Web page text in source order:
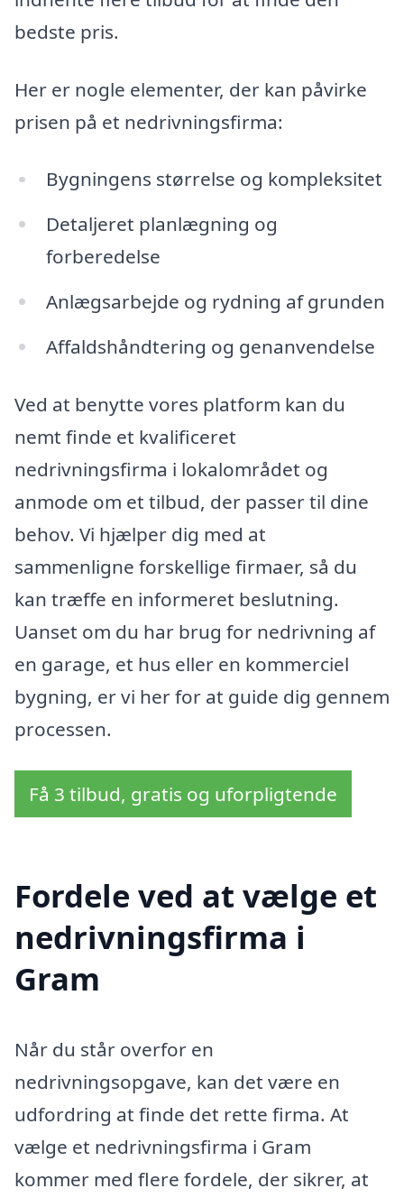
bedste pris.
Her er nogle elementer, der kan påvirke
prisen på et nedrivningsfirma:
Bygningens størrelse og kompleksitet
Detaljeret planlægning og
forberedelse
Anlægsarbejde og rydning af grunden
Affaldshåndtering og genanvendelse
Ved at benytte vores platform kan du
nemt finde et kvalificeret
nedrivningsfirma i lokalområdet og
anmode om et tilbud, der passer til dine
behov. Vi hjælper dig med at
sammenligne forskellige firmaer, så du
kan træffe en informeret beslutning.
Uanset om du har brug for nedrivning af
en garage, et hus eller en kommerciel
bygning, er vi her for at guide dig gennem
processen.
Få 3 tilbud, gratis og uforpligtende
Fordele ved at vælge et
nedrivningsfirma i
Gram
Når du står overfor en
nedrivningsopgave, kan det være en
udfordring at finde det rette firma. At
vælge et nedrivningsfirma i Gram
kommer med flere fordele, der sikrer, at